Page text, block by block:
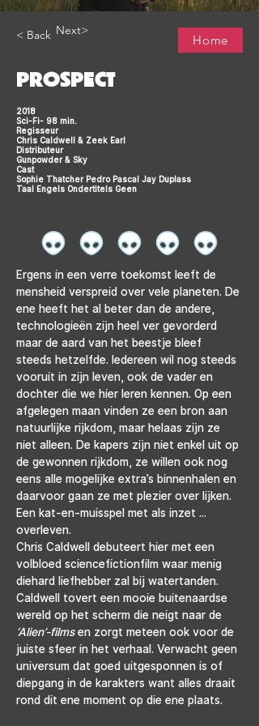
< Back Next>
Home
PROSPECT
2018
Sci-Fi- 98 min.
Regisseur
Chris Caldwell & Zeek Earl
Distributeur
Gunpowder & Sky
Cast
Sophie Thatcher Pedro Pascal Jay Duplass
Taal Engels Ondertitels Geen
Ergens in een verre toekomst leeft de
mensheid verspreid over vele planeten. De
ene heeft het al beter dan de andere,
technologieën zijn heel ver gevorderd
maar de aard van het beestje bleef
steeds hetzelfde. Iedereen wil nog steeds
vooruit in zijn leven, ook de vader en
dochter die we hier leren kennen. Op een
afgelegen maan vinden ze een bron aan
natuurlijke rijkdom, maar helaas zijn ze
niet alleen. De kapers zijn niet enkel uit op
de gewonnen rijkdom, ze willen ook nog
eens alle mogelijke extra’s binnenhalen en
daarvoor gaan ze met plezier over lijken.
Een kat-en-muisspel met als inzet ...
overleven.
Chris Caldwell debuteert hier met een
volbloed sciencefictionfilm waar menig
diehard liefhebber zal bij watertanden.
Caldwell tovert een mooie buitenaardse
wereld op het scherm die neigt naar de
‘Alien’-films en zorgt meteen ook voor de
juiste sfeer in het verhaal. Verwacht geen
universum dat goed uitgesponnen is of
diepgang in de karakters want alles draait
rond dit ene moment op die ene plaats.